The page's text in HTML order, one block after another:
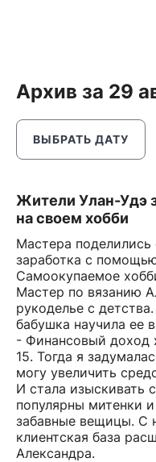
Архив за 29
ВЫБРАТЬ ДАТУ
Жители Улан-Удэ
на своем хобби
Мастера
заработка с
Самоокупаемое
Мастер по вязанию
рукоделье с
бабушка научила ее
- Финансовый доход
15. Тогда я
могу увеличить
И стала изыскивать
популярны митенки
забавные вещицы. С
клиентская база
Александра.